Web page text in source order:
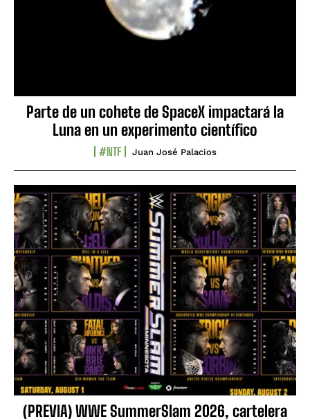
Parte de un cohete de SpaceX impactará la
Luna en un experimento científico
#NTF Juan José Palacios
(PREVIA) WWE SummerSlam 2026, cartelera